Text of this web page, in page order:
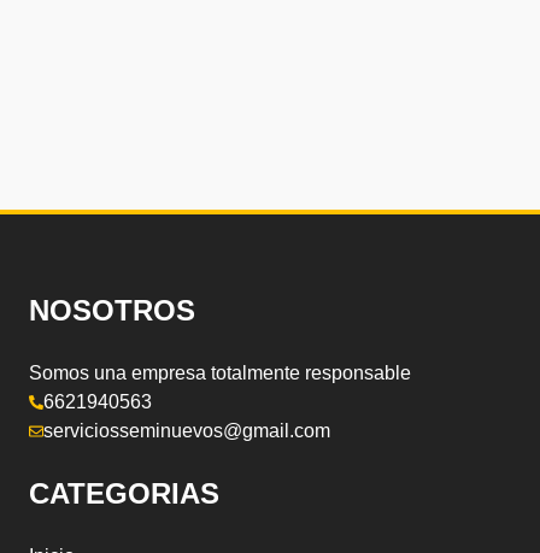
NOSOTROS
Somos una empresa totalmente responsable
6621940563
serviciosseminuevos@gmail.com
CATEGORIAS